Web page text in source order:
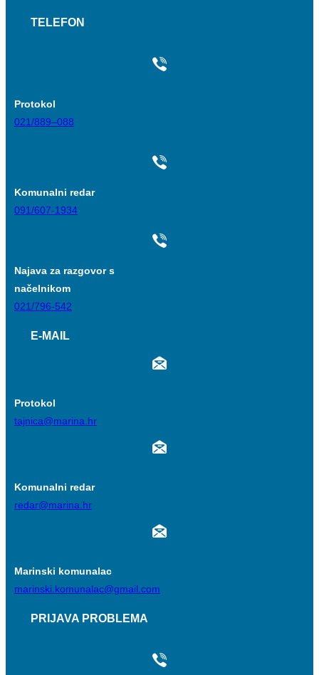
TELEFON
Protokol
021/889–088
Komunalni redar
091/607-1934
Najava za razgovor s
načelnikom
021/796-542
E-MAIL
Protokol
tajnica@marina.hr
Komunalni redar
redar@marina.hr
Marinski komunalac
marinski.komunalac@gmail.com
PRIJAVA PROBLEMA